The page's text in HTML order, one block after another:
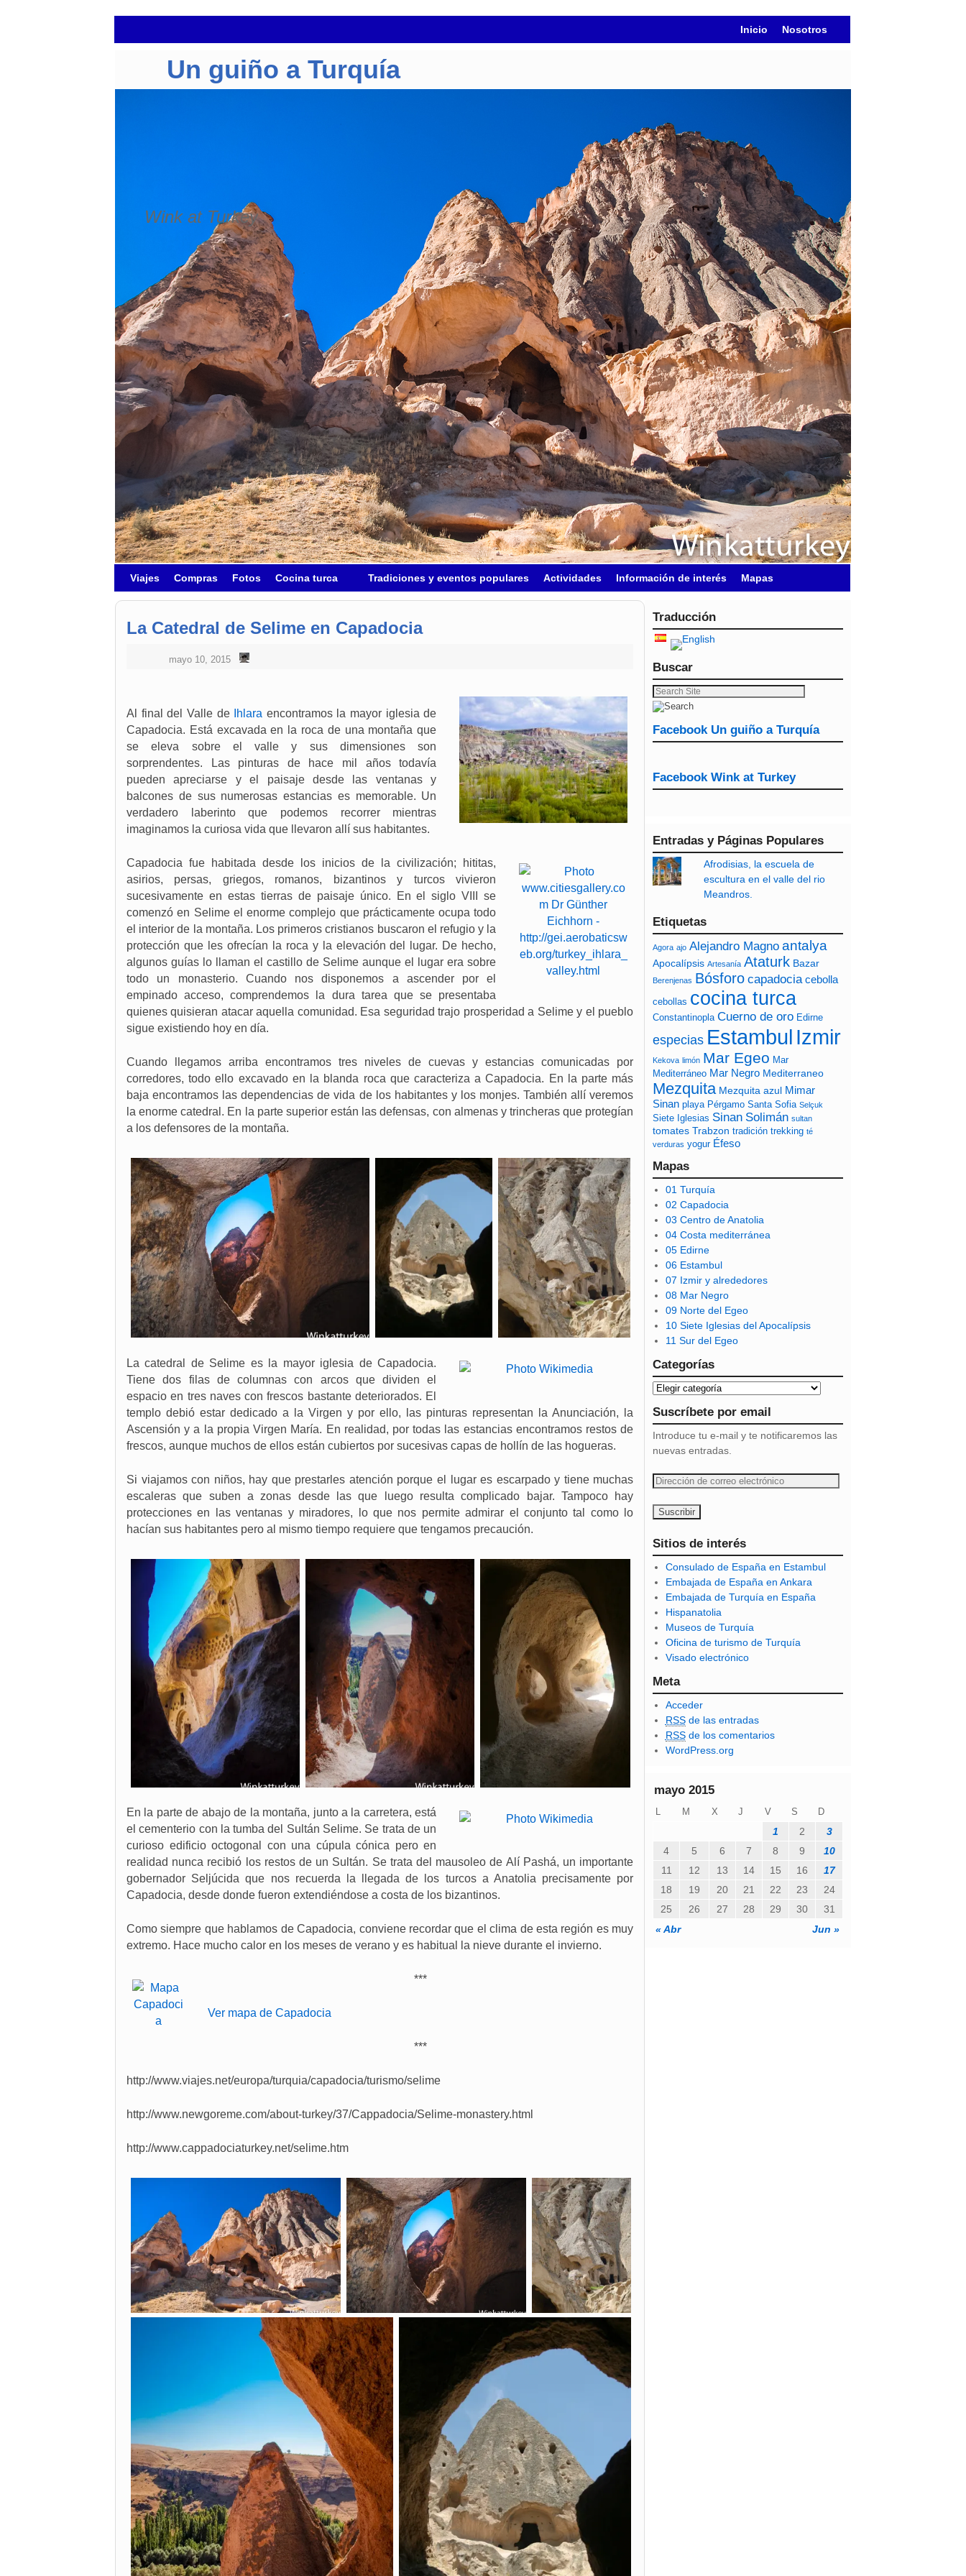
Inicio Nosotros
Un guiño a Turquía
Wink at Turkey
Viajes Compras Fotos Cocina turca Tradiciones y eventos populares Actividades Información de interés Mapas
La Catedral de Selime en Capadocia
mayo 10, 2015
Al final del Valle de Ihlara encontramos la mayor iglesia de
Capadocia. Está excavada en la roca de una montaña que
se eleva sobre el valle y sus dimensiones son
sorprendentes. Las pinturas de hace mil años todavía
pueden apreciarse y el paisaje desde las ventanas y
balcones de sus numerosas estancias es memorable. Un
verdadero laberinto que podemos recorrer mientras
imaginamos la curiosa vida que llevaron allí sus habitantes.
Capadocia fue habitada desde los inicios de la civilización; hititas,
asirios, persas, griegos, romanos, bizantinos y turcos vivieron
sucesivamente en estas tierras de paisaje único. En el siglo VIII se
comenzó en Selime el enorme complejo que prácticamente ocupa todo
el interior de la montaña. Los primeros cristianos buscaron el refugio y la
protección que les ofrecían la roca y la elevación del lugar. De hecho,
algunos guías lo llaman el castillo de Selime aunque el lugar era sobre
todo un monasterio. Cuando nos disponemos a ascender por el
empinado acceso, comprendemos la dura tarea que se presentaba
quienes quisieran atacar aquella comunidad. Esa seguridad trajo prosperidad a Selime y el pueblo
sigue existiendo hoy en día.
Cuando llegamos arriba encontramos tres niveles de cuevas y estancias comunicadas por
corredores, todo ello excavado en la blanda roca que caracteriza a Capadocia. En la parte más
baja encontramos las dependencias de vida de los habitantes y los monjes. También allí veremos
la enorme catedral. En la parte superior están las defensas, con almenas y trincheras que protegían
a los defensores de la montaña.
La catedral de Selime es la mayor iglesia de Capadocia.
Tiene dos filas de columnas con arcos que dividen el
espacio en tres naves con frescos bastante deteriorados. El
templo debió estar dedicado a la Virgen y por ello, las pinturas representan la Anunciación, la
Ascensión y a la propia Virgen María. En realidad, por todas las estancias encontramos restos de
frescos, aunque muchos de ellos están cubiertos por sucesivas capas de hollín de las hogueras.
Si viajamos con niños, hay que prestarles atención porque el lugar es escarpado y tiene muchas
escaleras que suben a zonas desde las que luego resulta complicado bajar. Tampoco hay
protecciones en las ventanas y miradores, lo que nos permite admirar el conjunto tal como lo
hacían sus habitantes pero al mismo tiempo requiere que tengamos precaución.
En la parte de abajo de la montaña, junto a la carretera, está
el cementerio con la tumba del Sultán Selime. Se trata de un
curioso edificio octogonal con una cúpula cónica pero en
realidad nunca recibió los restos de un Sultán. Se trata del mausoleo de Alí Pashá, un importante
gobernador Seljúcida que nos recuerda la llegada de los turcos a Anatolia precisamente por
Capadocia, desde donde fueron extendiéndose a costa de los bizantinos.
Como siempre que hablamos de Capadocia, conviene recordar que el clima de esta región es muy
extremo. Hace mucho calor en los meses de verano y es habitual la nieve durante el invierno.
***
Ver mapa de Capadocia
***
http://www.viajes.net/europa/turquia/capadocia/turismo/selime
http://www.newgoreme.com/about-turkey/37/Cappadocia/Selime-monastery.html
http://www.cappadociaturkey.net/selime.htm
Traducción
Buscar
Facebook Un guiño a Turquía
Facebook Wink at Turkey
Entradas y Páginas Populares
Afrodisias, la escuela de
escultura en el valle del rio
Meandros.
Etiquetas
Agora ajo Alejandro Magno antalya
Apocalípsis Artesanía Ataturk Bazar
Berenjenas Bósforo capadocia cebolla
cebollas cocina turca
Constantinopla Cuerno de oro Edirne
especias Estambul Izmir
Kekova limón Mar Egeo Mar
Mediterráneo Mar Negro Mediterraneo
Mezquita Mezquita azul Mimar
Sinan playa Pérgamo Santa Sofia Selçuk
Siete Iglesias Sinan Solimán sultan
tomates Trabzon tradición trekking té
verduras yogur Éfeso
Mapas
01 Turquía
02 Capadocia
03 Centro de Anatolia
04 Costa mediterránea
05 Edirne
06 Estambul
07 Izmir y alrededores
08 Mar Negro
09 Norte del Egeo
10 Siete Iglesias del Apocalípsis
11 Sur del Egeo
Categorías
Suscríbete por email
Introduce tu e-mail y te notificaremos las
nuevas entradas.
D
c
c
i
ó
n
d
e
c
o
r
r
e
o
e
l
t
r
Sitios de interés
Consulado de España en Estambul
Embajada de España en Ankara
Embajada de Turquía en España
Hispanatolia
Museos de Turquía
Oficina de turismo de Turquía
Visado electrónico
Meta
Acceder
RSSde las entradas
RSSde los comentarios
WordPress.org
mayo 2015
L M X J V S D
« Abr Jun »
1 2
3
4
5 6 7 8 9
10
11
12 13 14 15 16
17
18
19 20 21 22 23
24
25
26 27 28 29 30 31